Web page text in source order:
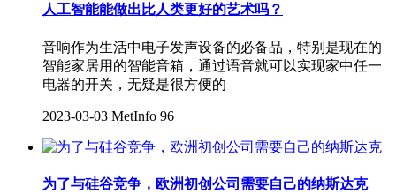
人工智能能做出比人类更好的艺术吗？
音响作为生活中电子发声设备的必备品，特别是现在的
智能家居用的智能音箱，通过语音就可以实现家中任一
电器的开关，无疑是很方便的
2023-03-03 MetInfo 96
为了与硅谷竞争，欧洲初创公司需要自己的纳斯达克